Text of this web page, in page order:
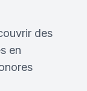
des
en